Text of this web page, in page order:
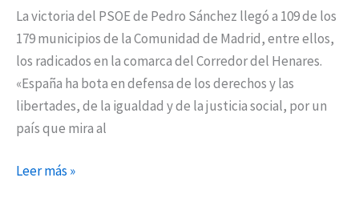
La victoria del PSOE de Pedro Sánchez llegó a 109 de los
179 municipios de la Comunidad de Madrid, entre ellos,
los radicados en la comarca del Corredor del Henares.
«España ha bota en defensa de los derechos y las
libertades, de la igualdad y de la justicia social, por un
país que mira al
Leer más »